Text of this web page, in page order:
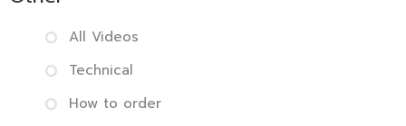
All Videos
Technical
How to order